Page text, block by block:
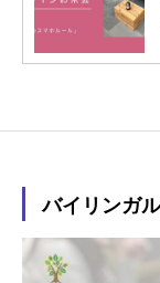
バイリンガ